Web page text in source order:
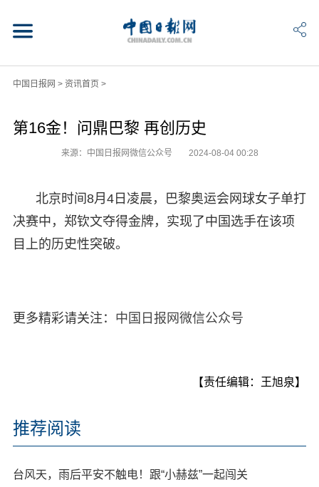
中国日报网 > 资讯首页>
第16金！问鼎巴黎 再创历史
来源：中国日报网微信公众号 2024-08-04 00:28
北京时间8月4日凌晨，巴黎奥运会网球女子单打
决赛中，郑钦文夺得金牌，实现了中国选手在该项
目上的历史性突破。
更多精彩请关注： 中国日报网微信公众号
【责任编辑：王旭泉】
推荐阅读
台风天，雨后平安不触电！跟“小赫兹”一起闯关